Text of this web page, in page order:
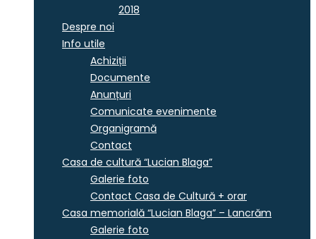
2018
Despre noi
Info utile
Achiziții
Documente
Anunțuri
Comunicate evenimente
Organigramă
Contact
Casa de cultură “Lucian Blaga”
Galerie foto
Contact Casa de Cultură + orar
Casa memorială “Lucian Blaga” – Lancrăm
Galerie foto